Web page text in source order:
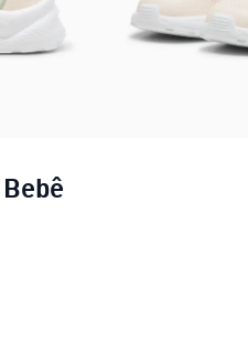
Anzarun 2.0 Bebê